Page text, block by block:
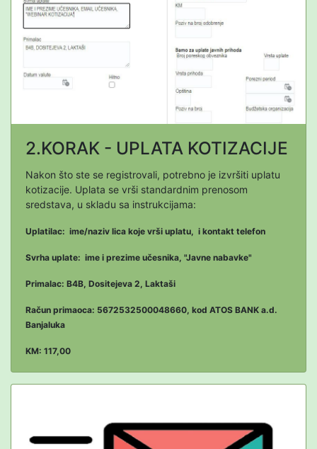
2.KORAK - UPLATA KOTIZACIJE
Nakon što ste se registrovali, potrebno je izvršiti uplatu
kotizacije. Uplata se vrši standardnim prenosom
sredstava, u skladu sa instrukcijama:
Uplatilac: ime/naziv lica koje vrši uplatu, i kontakt telefon
Svrha uplate: ime i prezime učesnika, "Javne nabavke"
Primalac: B4B, Dositejeva 2, Laktaši
Račun primaoca: 5672532500048660, kod ATOS BANK a.d.
Banjaluka
KM: 117,00